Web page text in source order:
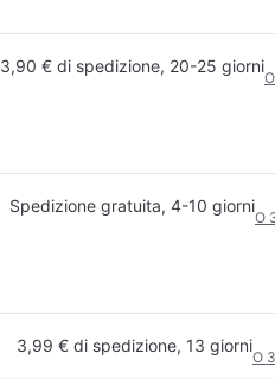
3,90 € di spedizione, 20-25 giorni
Spedizione gratuita, 4-10 giorni
O
3,99 € di spedizione, 13 giorni
O